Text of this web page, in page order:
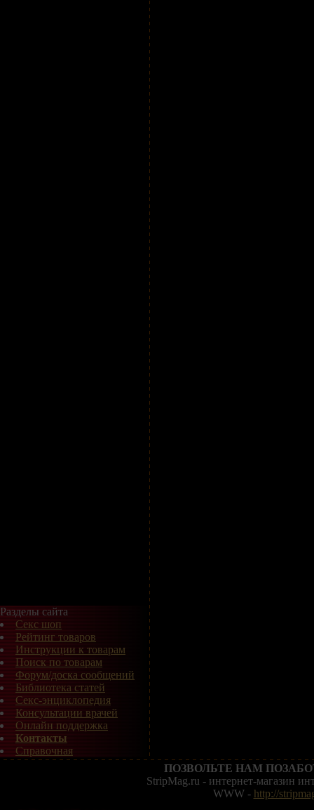
Разделы сайта
Секс шоп
Рейтинг товаров
Инструкции к товарам
Поиск по товарам
Форум/доска сообщений
Библиотека статей
Секс-энциклопедия
Консультации врачей
Онлайн поддержка
Контакты
Справочная
ПОЗВОЛЬТЕ НАМ
StripMag.ru - интернет-магазин
WWW - http://